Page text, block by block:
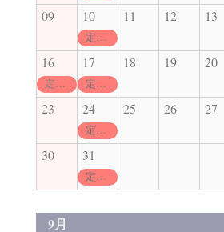
09 10
定休日
11 12 13
16
定休日
17
定休日
18 19 20
23 24
定休日
25 26 27
30 31
定休日
9月